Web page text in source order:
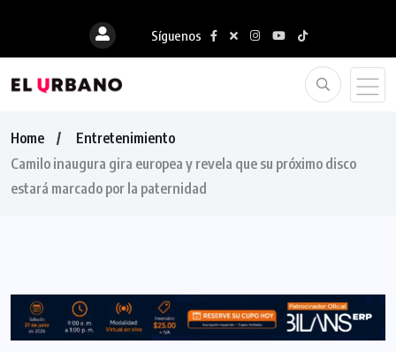
Síguenos
Home
Entretenimiento
Camilo inaugura gira europea y revela que su próximo disco
estará marcado por la paternidad